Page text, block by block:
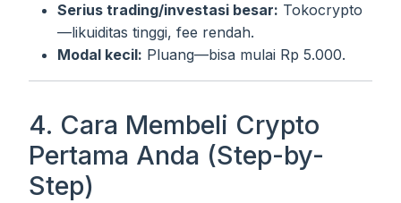
Serius trading/investasi besar: Tokocrypto
—likuiditas tinggi, fee rendah.
Modal kecil: Pluang—bisa mulai Rp 5.000.
4. Cara Membeli Crypto
Pertama Anda (Step-by-
Step)